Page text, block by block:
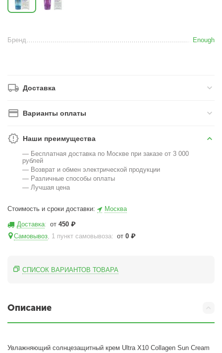
Бренд Enough
Доставка
Варианты оплаты
Наши преимущества
— Бесплатная доставка по Москве при заказе от 3 000
рублей
— Возврат и обмен электрической продукции
— Различные способы оплаты
— Лучшая цена
Стоимость и сроки доставки: Москва
Доставка: от450 ₽
Самовывоз, 1 пункт самовывоза: от0 ₽
СПИСОК ВАРИАНТОВ ТОВАРА
Описание
Увлажняющий солнцезащитный крем Ultra X10 Collagen Sun Cream